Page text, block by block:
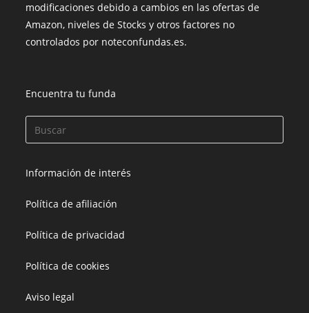
modificaciones debido a cambios en las ofertas de
Amazon, niveles de Stocks y otros factores no
controlados por noteconfundas.es.
Encuentra tu funda
Información de interés
Política de afiliación
Política de privacidad
Política de cookies
Aviso legal